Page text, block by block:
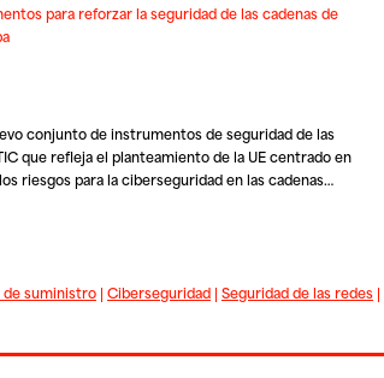
para reforzar la seguridad de las cadenas de
conjunto de instrumentos de seguridad de las
que refleja el planteamiento de la UE centrado en
riesgos para la ciberseguridad en las cadenas…
de suministro| Ciberseguridad| Seguridad de las redes|